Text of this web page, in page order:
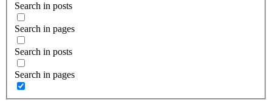
Search in posts
Search in pages
Search in posts
Search in pages